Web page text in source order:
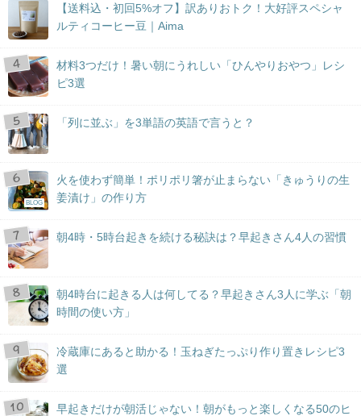
【送料込・初回5%オフ】訳ありおトク！大好評スペシャ
ルティコーヒー豆｜Aima
材料3つだけ！暑い朝にうれしい「ひんやりおやつ」レシ
ピ3選
「列に並ぶ」を3単語の英語で言うと？
BLOG
火を使わず簡単！ポリポリ箸が止まらない「きゅうりの生
姜漬け」の作り方
朝4時・5時台起きを続ける秘訣は？早起きさん4人の習慣
朝4時台に起きる人は何してる？早起きさん3人に学ぶ「朝
時間の使い方」
冷蔵庫にあると助かる！玉ねぎたっぷり作り置きレシピ3
選
早起きだけが朝活じゃない！朝がもっと楽しくなる50のヒ